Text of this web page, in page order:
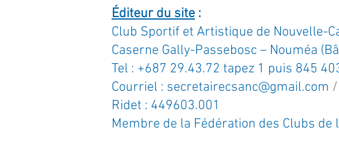
Éditeur du site :
Club Sportif et Artistique de Nouvelle-
Caserne Gally-Passebosc – Nouméa
Tel : +687 29.43.72 tapez 1 puis 845
Courriel : secretairecsanc@gmail.com /
Ridet : 449603.001
Membre de la Fédération des Clubs de